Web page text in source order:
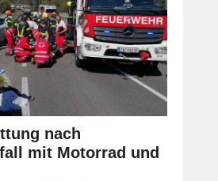
nach
mit Motorrad und